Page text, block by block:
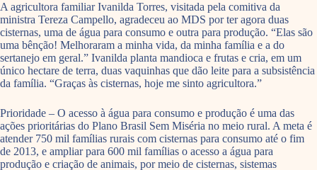
A agricultora familiar Ivanilda Torres, visitada pela comitiva da
ministra Tereza Campello, agradeceu ao MDS por ter agora duas
cisternas, uma de água para consumo e outra para produção. “Elas são
uma bênção! Melhoraram a minha vida, da minha família e a do
sertanejo em geral.” Ivanilda planta mandioca e frutas e cria, em um
único hectare de terra, duas vaquinhas que dão leite para a subsistência
da família. “Graças às cisternas, hoje me sinto agricultora.”
Prioridade – O acesso à água para consumo e produção é uma das
ações prioritárias do Plano Brasil Sem Miséria no meio rural. A meta é
atender 750 mil famílias rurais com cisternas para consumo até o fim
de 2013, e ampliar para 600 mil famílias o acesso a água para
produção e criação de animais, por meio de cisternas, sistemas